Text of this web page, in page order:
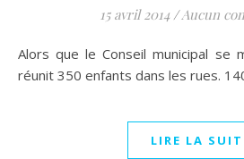
15 avril 2014 /Aucun
Alors que le Conseil municipal se met en place, Carnaval
réunit 350 enfants dans les rues.
LIRE LA